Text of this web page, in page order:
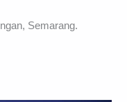
Semarang.